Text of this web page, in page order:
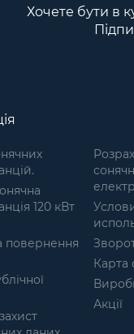
1.8 мм,
розміром 50х50 мм,
оптимальне
ціни та якості.
Матеріал сітки не
що гарантує її
до дощу та різних
умов. Захист від
Сітка зберігає
та властивості
тривалого впливу
променів. Легка вага
Невелика вага
легкість
Хочете бути в
120 кВт
повернення
Карта
Акції